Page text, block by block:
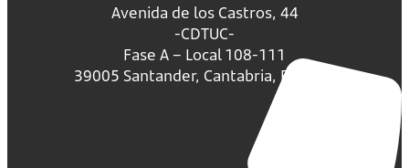
Avenida de los Castros, 44
-CDTUC-
Fase A – Local 108-111
39005 Santander, Cantabria, España.